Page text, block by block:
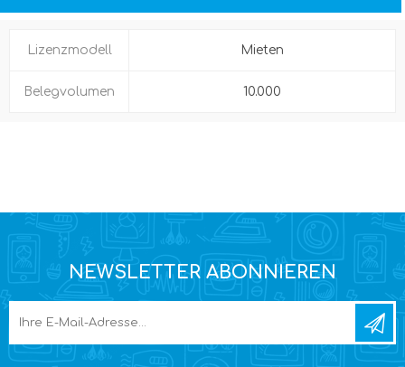
Lizenzmodell Mieten
Belegvolumen 10.000
NEWSLETTER ABONNIEREN